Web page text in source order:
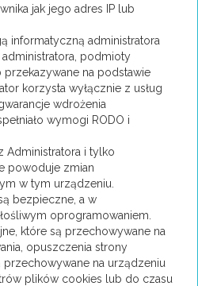
jak jego adres IP lub
informatyczną administratora
podmioty
na podstawie
korzysta wyłącznie z usług
wdrożenia
wymogi RODO i
Administratora i tylko
powoduje zmian
w tym urządzeniu.
bezpieczne, a w
oprogramowaniem.
które są przechowywane na
opuszczenia strony
przechowywane na urządzeniu
plików cookies lub do czasu